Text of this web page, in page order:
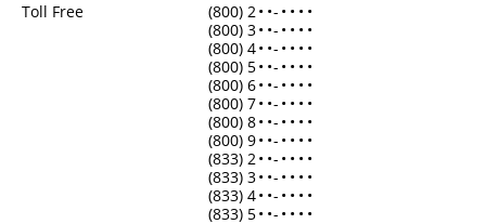
Toll Free
(800) 2• •- • • • •
(800) 3• •- • • • •
(800) 4• •- • • • •
(800) 5• •- • • • •
(800) 6• •- • • • •
(800) 7• •- • • • •
(800) 8• •- • • • •
(800) 9• •- • • • •
(833) 2• •- • • • •
(833) 3• •- • • • •
(833) 4• •- • • • •
(833) 5• •- • • • •